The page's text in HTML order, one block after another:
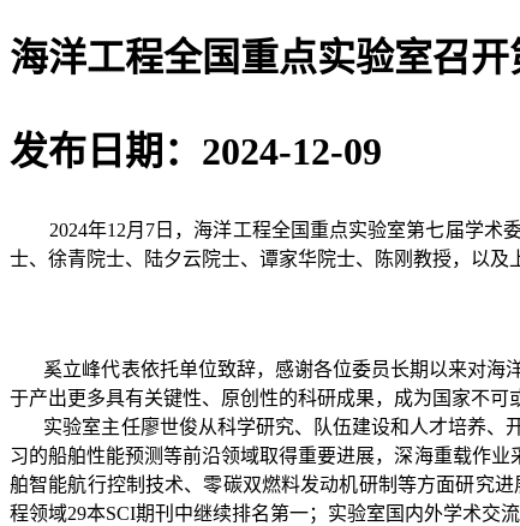
海洋工程全国重点实验室召
发布日期：2024-12-09
2024年12月7日，海洋工程全国重点实验室第七届学术
士、徐青院士、陆夕云院士、谭家华院士、陈刚教授，以
奚立峰代表依托单位致辞，感谢各位委员长期以来对海
于产出更多具有关键性、原创性的科研成果，成为国家不可
实验室主任廖世俊从科学研究、队伍建设和人才培养、
习的船舶性能预测等前沿领域取得重要进展，深海重载作
舶智能航行控制技术、零碳双燃料发动机研制等方面研究
程领域29本SCI期刊中继续排名第一；实验室国内外学术交流